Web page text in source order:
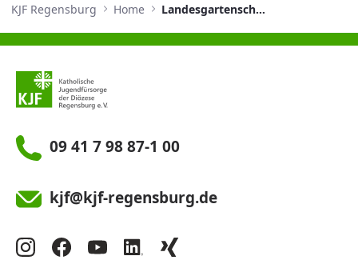
KJF Regensburg Home Landesgartenschau in Furth im Wald
09 41 7 98 87-1 00
kjf@kjf-regensburg.de